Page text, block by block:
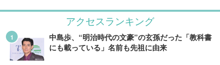
アクセスランキング
中島歩、“明治時代の文豪”の玄孫だった「教科書
にも載っている」名前も先祖に由来